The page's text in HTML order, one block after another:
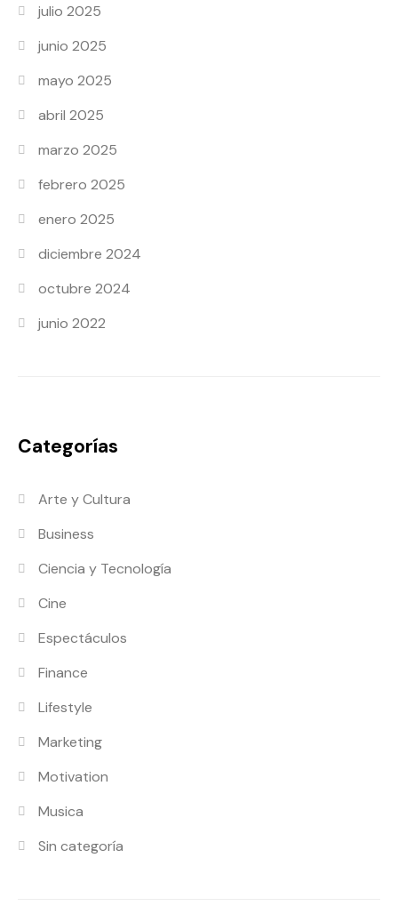
julio 2025
junio 2025
mayo 2025
abril 2025
marzo 2025
febrero 2025
enero 2025
diciembre 2024
octubre 2024
junio 2022
Categorías
Arte y Cultura
Business
Ciencia y Tecnología
Cine
Espectáculos
Finance
Lifestyle
Marketing
Motivation
Musica
Sin categoría